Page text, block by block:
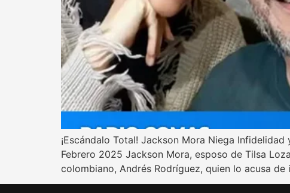
¡Escándalo Total! Jackson Mora Niega
Febrero 2025 Jackson Mora, esposo de Tilsa
colombiano, Andrés Rodríguez, quien lo acusa